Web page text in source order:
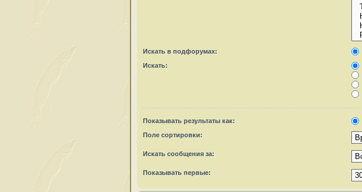
Искать в подфорумах:
Искать:
Показывать результаты как:
Поле сортировки:
Искать сообщения за:
Показывать первые: